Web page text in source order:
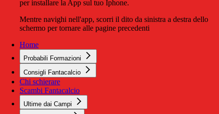
per installare la App sul tuo Iphone.
Mentre navighi nell'app, scorri il dito da sinistra a destra dello
schermo per tornare alle pagine precedenti
Home
Probabili Formazioni
Consigli Fantacalcio
Chi schierare
Scambi Fantacalcio
Ultime dai Campi